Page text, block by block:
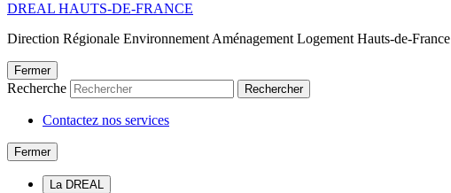
DREAL HAUTS-DE-FRANCE
Direction Régionale Environnement Aménagement Logement Hauts-de-France
Fermer
Recherche Rechercher
Contactez nos services
Fermer
La DREAL